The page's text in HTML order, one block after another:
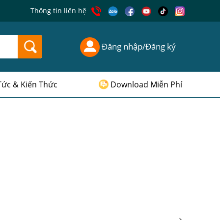
Thông tin liên hệ
Đăng nhập/Đăng ký
& Kiến Thức Download Miễn Phí